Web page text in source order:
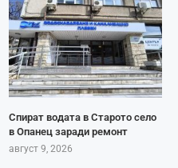
Спират водата в Старото село
в Опанец заради ремонт
август 9, 2026